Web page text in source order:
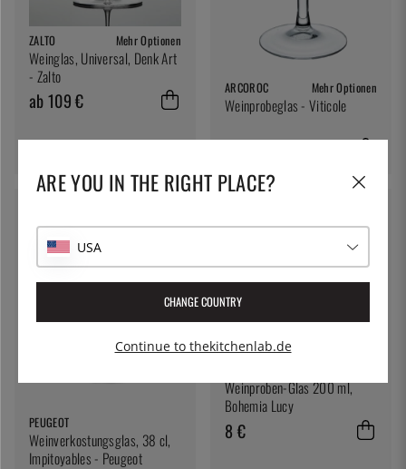
ZALTO Mehr Optionen
Weinglas, Universal, Denk Art
- Zalto
ab 109 €
ARCOROC Mehr Optionen
Weinprobeglas - Viticole
6 €
PEUGEOT
Weinverkostungsglas, 38 cl,
Impitoyables - Peugeot
Weinproben-Glas 200 ml,
Bohemia Lucy
8 €
ARE YOU IN THE RIGHT PLACE?
USA
CHANGE COUNTRY
Continue to thekitchenlab.de